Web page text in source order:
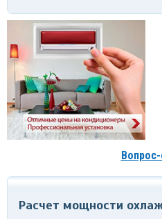
Расчет мощности